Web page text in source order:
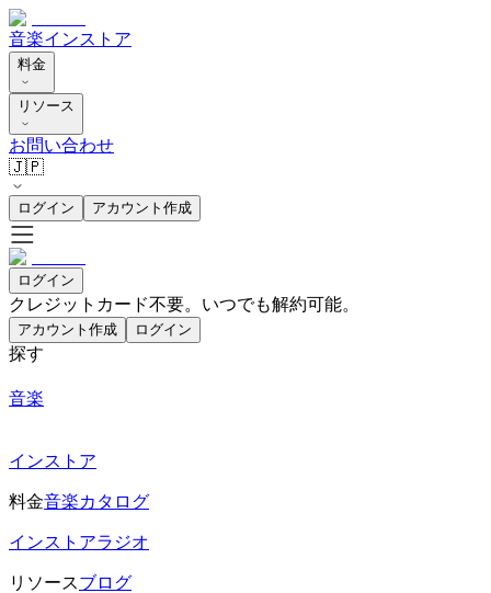
音楽インストア
料金
リソース
お問い合わせ
🇯🇵
ログイン アカウント作成
ログイン
クレジットカード不要。いつでも解約可能。
アカウント作成 ログイン
探す
音楽
インストア
料金音楽カタログ
インストアラジオ
リソースブログ